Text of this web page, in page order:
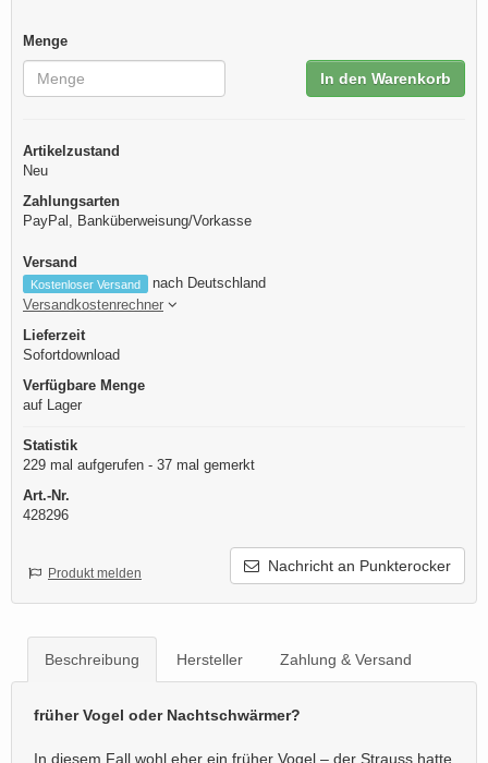
Menge
In den Warenkorb
Artikelzustand
Neu
Zahlungsarten
PayPal, Banküberweisung/Vorkasse
Versand
Kostenloser Versand
nach Deutschland
Versandkostenrechner
Lieferzeit
Sofortdownload
Verfügbare Menge
auf Lager
Statistik
229 mal aufgerufen - 37 mal gemerkt
Art.-Nr.
428296
Nachricht an Punkterocker
Produkt melden
Beschreibung Hersteller Zahlung & Versand
früher Vogel oder Nachtschwärmer?
In diesem Fall wohl eher ein früher Vogel – der Strauss hatte